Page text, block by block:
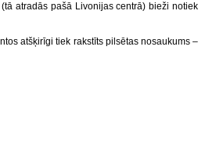
atradās pašā Livonijas centrā) bieži notiek
atšķirīgi tiek rakstīts pilsētas nosaukums –